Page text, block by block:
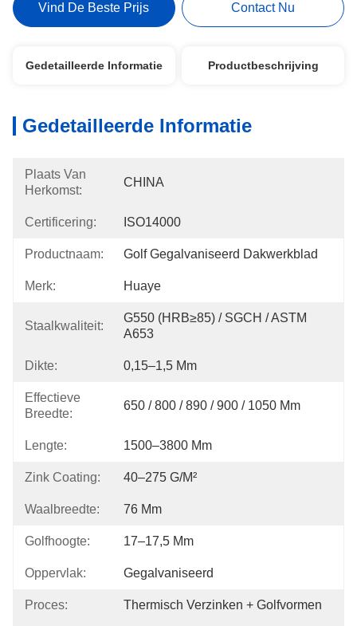
Vind De Beste Prijs Contact Nu
Gedetailleerde Informatie Productbeschrijving
Gedetailleerde Informatie
Plaats Van
Herkomst:
CHINA
Certificering: ISO14000
Productnaam: Golf Gegalvaniseerd Dakwerkblad
Merk: Huaye
Staalkwaliteit:
G550 (HRB≥85) / SGCH / ASTM
A653
Dikte: 0,15–1,5 Mm
Effectieve
Breedte:
650 / 800 / 890 / 900 / 1050 Mm
Lengte: 1500–3800 Mm
Zink Coating: 40–275 G/m²
Waalbreedte: 76 Mm
Golfhoogte: 17–17,5 Mm
Oppervlak: Gegalvaniseerd
Proces: Thermisch Verzinken + Golfvormen